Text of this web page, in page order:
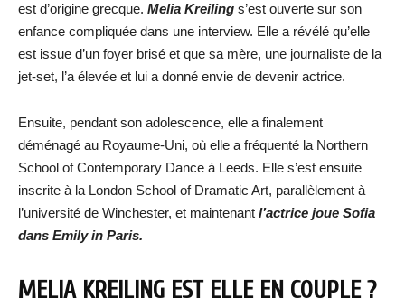
est d’origine grecque. Melia Kreiling s’est ouverte sur son
enfance compliquée dans une interview. Elle a révélé qu’elle
est issue d’un foyer brisé et que sa mère, une journaliste de la
jet-set, l’a élevée et lui a donné envie de devenir actrice.
Ensuite, pendant son adolescence, elle a finalement
déménagé au Royaume-Uni, où elle a fréquenté la Northern
School of Contemporary Dance à Leeds. Elle s’est ensuite
inscrite à la London School of Dramatic Art, parallèlement à
l’université de Winchester, et maintenant l’actrice joue Sofia
dans Emily in Paris.
MELIA KREILING EST ELLE EN COUPLE ?